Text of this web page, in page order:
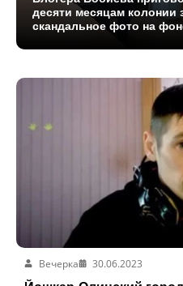
десяти месяцам колонии
скандальное фото на
Вечерка
30.06.2023